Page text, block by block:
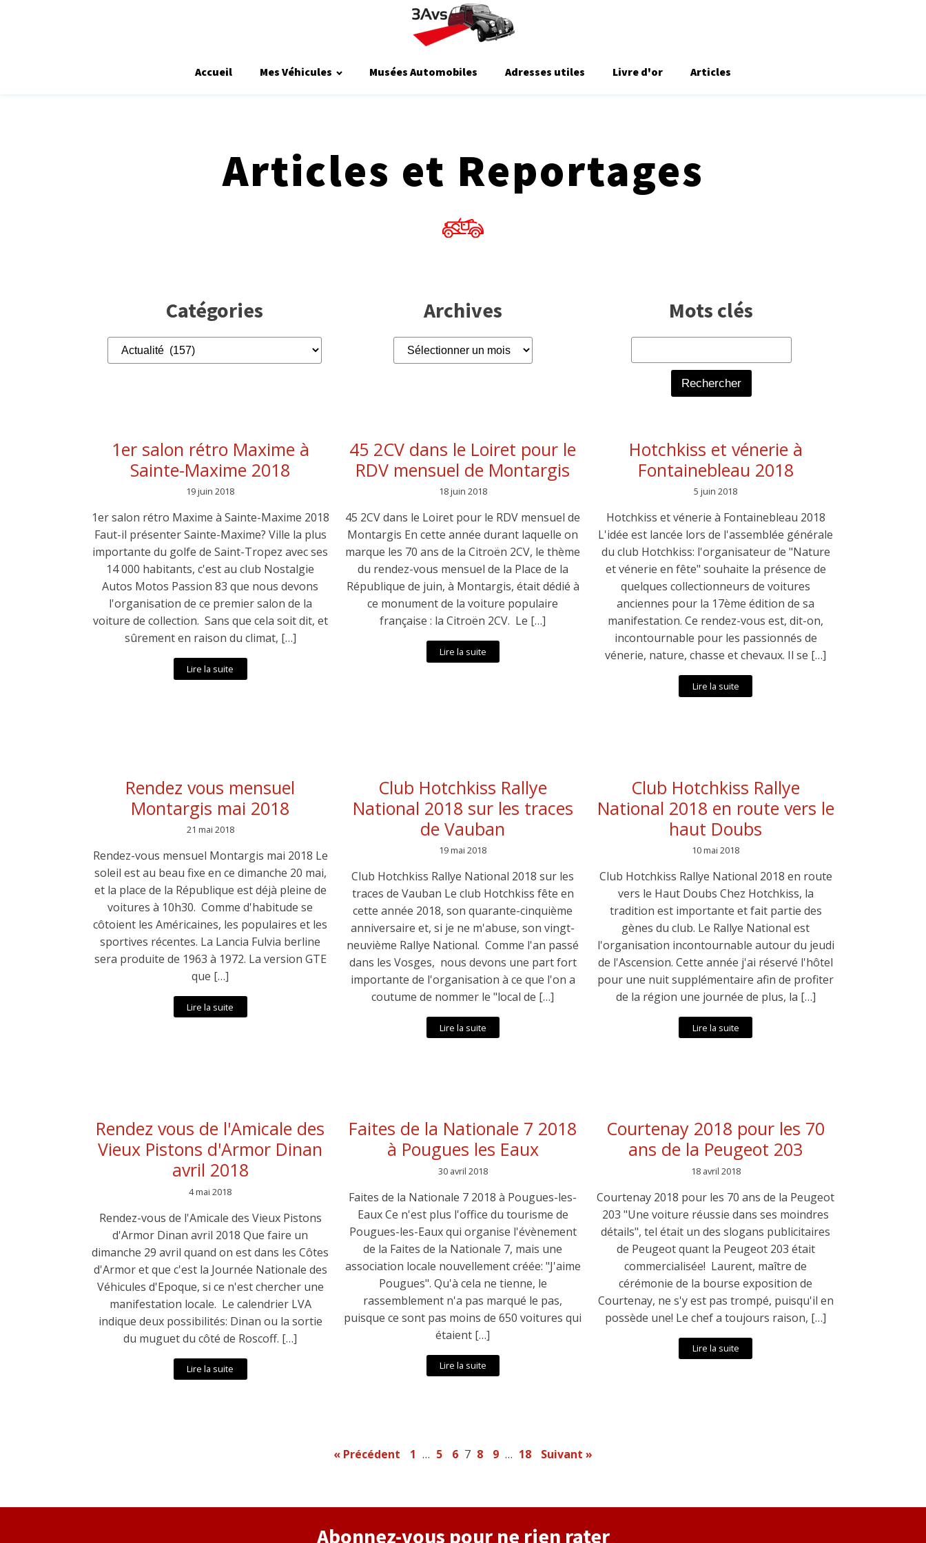
Accueil Mes Véhicules Musées Automobiles Adresses utiles Livre d'or Articles
Articles et Reportages
Catégories
Catégories
Archives
Archives
Mots clés
Rechercher :
1er salon rétro Maxime à
Sainte-Maxime 2018
19 juin 2018
1er salon rétro Maxime à Sainte-Maxime 2018
Faut-il présenter Sainte-Maxime? Ville la plus
importante du golfe de Saint-Tropez avec ses
14 000 habitants, c'est au club Nostalgie
Autos Motos Passion 83 que nous devons
l'organisation de ce premier salon de la
voiture de collection. Sans que cela soit dit, et
sûrement en raison du climat, […]
Lire la suite
45 2CV dans le Loiret pour le
RDV mensuel de Montargis
18 juin 2018
45 2CV dans le Loiret pour le RDV mensuel de
Montargis En cette année durant laquelle on
marque les 70 ans de la Citroën 2CV, le thème
du rendez-vous mensuel de la Place de la
République de juin, à Montargis, était dédié à
ce monument de la voiture populaire
française : la Citroën 2CV. Le […]
Lire la suite
Hotchkiss et vénerie à
Fontainebleau 2018
5 juin 2018
Hotchkiss et vénerie à Fontainebleau 2018
L'idée est lancée lors de l'assemblée générale
du club Hotchkiss: l'organisateur de "Nature
et vénerie en fête" souhaite la présence de
quelques collectionneurs de voitures
anciennes pour la 17ème édition de sa
manifestation. Ce rendez-vous est, dit-on,
incontournable pour les passionnés de
vénerie, nature, chasse et chevaux. Il se […]
Lire la suite
Rendez vous mensuel
Montargis mai 2018
21 mai 2018
Rendez-vous mensuel Montargis mai 2018 Le
soleil est au beau fixe en ce dimanche 20 mai,
et la place de la République est déjà pleine de
voitures à 10h30. Comme d'habitude se
côtoient les Américaines, les populaires et les
sportives récentes. La Lancia Fulvia berline
sera produite de 1963 à 1972. La version GTE
que […]
Lire la suite
Club Hotchkiss Rallye
National 2018 sur les traces
de Vauban
19 mai 2018
Club Hotchkiss Rallye National 2018 sur les
traces de Vauban Le club Hotchkiss fête en
cette année 2018, son quarante-cinquième
anniversaire et, si je ne m'abuse, son vingt-
neuvième Rallye National. Comme l'an passé
dans les Vosges, nous devons une part fort
importante de l'organisation à ce que l'on a
coutume de nommer le "local de […]
Lire la suite
Club Hotchkiss Rallye
National 2018 en route vers le
haut Doubs
10 mai 2018
Club Hotchkiss Rallye National 2018 en route
vers le Haut Doubs Chez Hotchkiss, la
tradition est importante et fait partie des
gènes du club. Le Rallye National est
l'organisation incontournable autour du jeudi
de l'Ascension. Cette année j'ai réservé l'hôtel
pour une nuit supplémentaire afin de profiter
de la région une journée de plus, la […]
Lire la suite
Rendez vous de l'Amicale des
Vieux Pistons d'Armor Dinan
avril 2018
4 mai 2018
Rendez-vous de l'Amicale des Vieux Pistons
d'Armor Dinan avril 2018 Que faire un
dimanche 29 avril quand on est dans les Côtes
d'Armor et que c'est la Journée Nationale des
Véhicules d'Epoque, si ce n'est chercher une
manifestation locale. Le calendrier LVA
indique deux possibilités: Dinan ou la sortie
du muguet du côté de Roscoff. […]
Lire la suite
Faites de la Nationale 7 2018
à Pougues les Eaux
30 avril 2018
Faites de la Nationale 7 2018 à Pougues-les-
Eaux Ce n'est plus l'office du tourisme de
Pougues-les-Eaux qui organise l'évènement
de la Faites de la Nationale 7, mais une
association locale nouvellement créée: "J'aime
Pougues". Qu'à cela ne tienne, le
rassemblement n'a pas marqué le pas,
puisque ce sont pas moins de 650 voitures qui
étaient […]
Lire la suite
Courtenay 2018 pour les 70
ans de la Peugeot 203
18 avril 2018
Courtenay 2018 pour les 70 ans de la Peugeot
203 "Une voiture réussie dans ses moindres
détails", tel était un des slogans publicitaires
de Peugeot quant la Peugeot 203 était
commercialisée! Laurent, maître de
cérémonie de la bourse exposition de
Courtenay, ne s'y est pas trompé, puisqu'il en
possède une! Le chef a toujours raison, […]
Lire la suite
« Précédent 1 … 5 6 7 8 9 … 18 Suivant »
Abonnez-vous pour ne rien rater